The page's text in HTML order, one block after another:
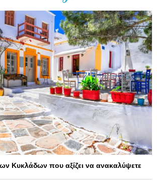
Κυκλάδων που αξίζει να ανακαλύψετε